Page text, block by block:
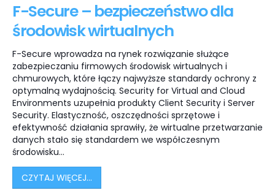
F-Secure – bezpieczeństwo dla
środowisk wirtualnych
F-Secure wprowadza na rynek rozwiązanie służące
zabezpieczaniu firmowych środowisk wirtualnych i
chmurowych, które łączy najwyższe standardy ochrony z
optymalną wydajnością. Security for Virtual and Cloud
Environments uzupełnia produkty Client Security i Server
Security. Elastyczność, oszczędności sprzętowe i
efektywność działania sprawiły, że wirtualne przetwarzanie
danych stało się standardem we współczesnym
środowisku...
CZYTAJ WIĘCEJ...